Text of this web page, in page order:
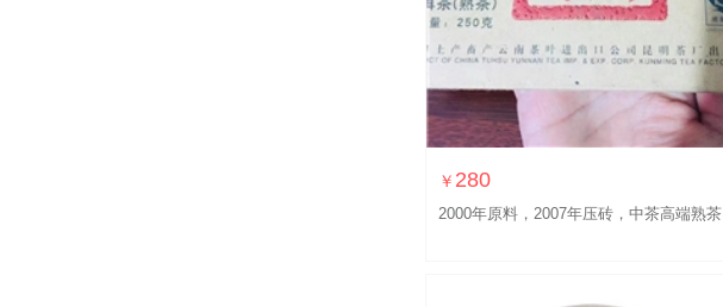
￥ 280
2000年原料，2007年压砖，中茶高端熟茶